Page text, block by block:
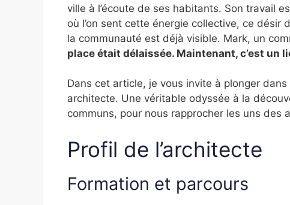
ville à l’écoute de ses habitants. Son travail
où l’on sent cette énergie collective, ce désir
la communauté est déjà visible. Mark, un
place était délaissée. Maintenant, c’est un
Dans cet article, je vous invite à plonger
architecte. Une véritable odyssée à la
communs, pour nous rapprocher les uns des
Profil de l’architecte
Formation et parcours